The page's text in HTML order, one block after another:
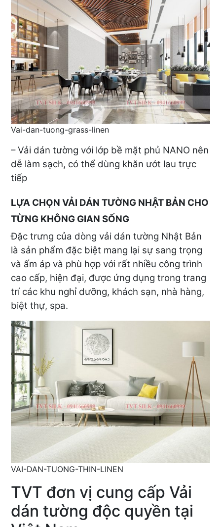
Vai-dan-tuong-grass-linen
– Vải dán tường với lớp bề mặt phủ NANO nên
dễ làm sạch, có thể dùng khăn ướt lau trực
tiếp
LỰA CHỌN VẢI DÁN TƯỜNG NHẬT BẢN CHO
TỪNG KHÔNG GIAN SỐNG
Đặc trưng của dòng vải dán tường Nhật Bản
là sản phẩm đặc biệt mang lại sự sang trọng
và ấm áp và phù hợp với rất nhiều công trình
cao cấp, hiện đại, được ứng dụng trong trang
trí các khu nghỉ dưỡng, khách sạn, nhà hàng,
biệt thự, spa.
VAI-DAN-TUONG-THIN-LINEN
TVT đơn vị cung cấp Vải
dán tường độc quyền tại